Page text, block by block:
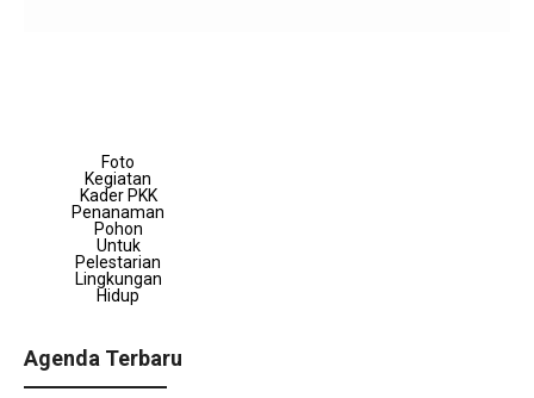
Foto
Kegiatan
Kader PKK
Penanaman
Pohon
Untuk
Pelestarian
Lingkungan
Hidup
Agenda Terbaru